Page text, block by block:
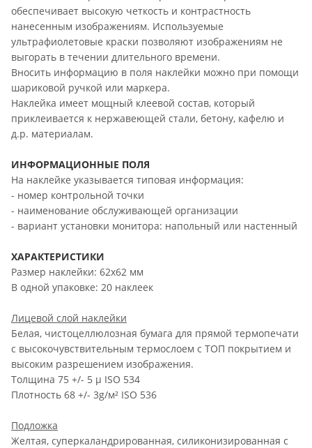
обеспечивает высокую четкость и контрастность
нанесенным изображениям. Используемые
ультрафиолетовые краски позволяют изображениям не
выгорать в течении длительного времени.
Вносить информацию в поля наклейки можно при помощи
шариковой ручкой или маркера.
Наклейка имеет мощный клеевой состав, который
приклеивается к нержавеющей стали, бетону, кафелю и
д.р. материалам.
ИНФОРМАЦИОННЫЕ ПОЛЯ
На наклейке указывается типовая информация:
- номер контрольной точки
- наименование обслуживающей организации
- вариант установки монитора: напольный или настенный
ХАРАКТЕРИСТИКИ
Размер наклейки: 62х62 мм
В одной упаковке: 20 наклеек
Лицевой слой наклейки
Белая, чистоцеллюлозная бумага для прямой термопечати
с высокочувствительным термослоем c ТОП покрытием и
высоким разрешением изображения.
Толщина 75 +/- 5 µ ISO 534
Плотность 68 +/- 3g/м² ISO 536
Подложка
Желтая, суперкаландрированная, силиконизированная с